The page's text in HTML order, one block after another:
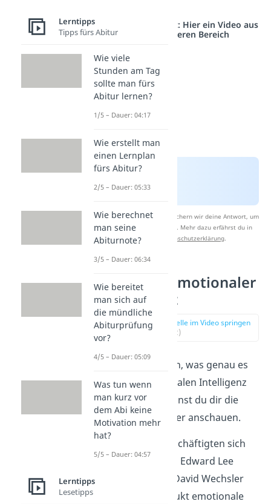
Studyflix vernetzt: Hier ein Video aus
einem anderen Bereich
Nach Beantwortung speichern wir deine Antwort, um
Studyflix zu verbessern. Mehr dazu erfährst du in
unserer
Datenschutzerklärung.
Theorien Emotionaler
Intelligenz
zur Stelle im Video springen
(01:12)
Um zu verstehen, was genau es
mit der emotionalen Intelligenz
auf sich hat, kannst du dir die
Theorien dahinter anschauen.
Bereits 1920 beschäftigten sich
die Psychologen Edward Lee
Thorndike und David Wechsler
mit dem Konstrukt emotionale
Lerntipps
Tipps fürs Abitur
Wie viele
Stunden am Tag
sollte man fürs
Abitur lernen?
1/5 – Dauer: 04:17
Wie erstellt man
einen Lernplan
fürs Abitur?
2/5 – Dauer: 05:33
Wie berechnet
man seine
Abiturnote?
3/5 – Dauer: 06:34
Wie bereitet
man sich auf
die mündliche
Abiturprüfung
vor?
4/5 – Dauer: 05:09
Was tun wenn
man kurz vor
dem Abi keine
Motivation mehr
hat?
5/5 – Dauer: 04:57
Lerntipps
Lesetipps